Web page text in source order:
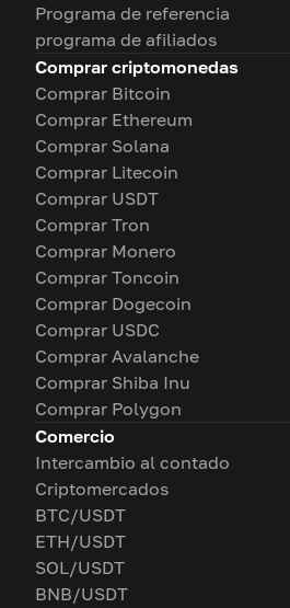
Programa de referencia
programa de afiliados
Comprar criptomonedas
Comprar Bitcoin
Comprar Ethereum
Comprar Solana
Comprar Litecoin
Comprar USDT
Comprar Tron
Comprar Monero
Comprar Toncoin
Comprar Dogecoin
Comprar USDC
Comprar Avalanche
Comprar Shiba Inu
Comprar Polygon
Comercio
Intercambio al contado
Criptomercados
BTC/USDT
ETH/USDT
SOL/USDT
BNB/USDT